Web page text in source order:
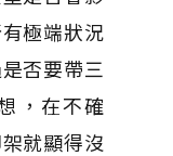
極端狀況
否要帶三
，在不確
就顯得沒